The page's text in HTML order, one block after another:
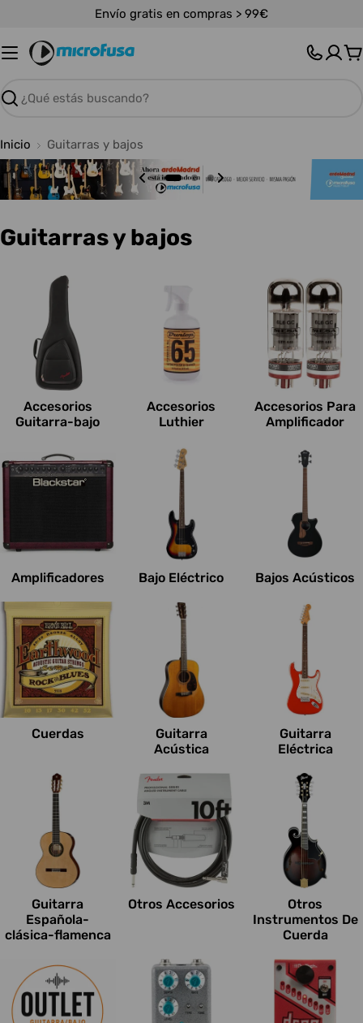
contenido
Envío gratis en compras > 99€
Buscar
Inicio Guitarras y bajos
C
e
s
:
Guitarras y bajos
Accesorios
Guitarra-bajo
Accesorios
Luthier
Accesorios Para
Amplificador
Amplificadores Bajo Eléctrico Bajos Acústicos
Cuerdas
Guitarra
Acústica
Guitarra
Eléctrica
Guitarra
Española-
clásica-flamenca
Otros Accesorios
Otros
Instrumentos De
Cuerda